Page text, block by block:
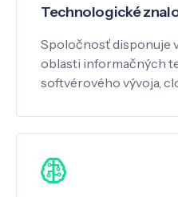
Technologické
Spoločnosť disponuje
oblasti informačných
softvérového vývoja,